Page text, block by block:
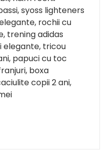
syoss lighteners
rochii cu
trening adidas
elegante, tricou
papuci cu toc
boxa
copii 2 ani,